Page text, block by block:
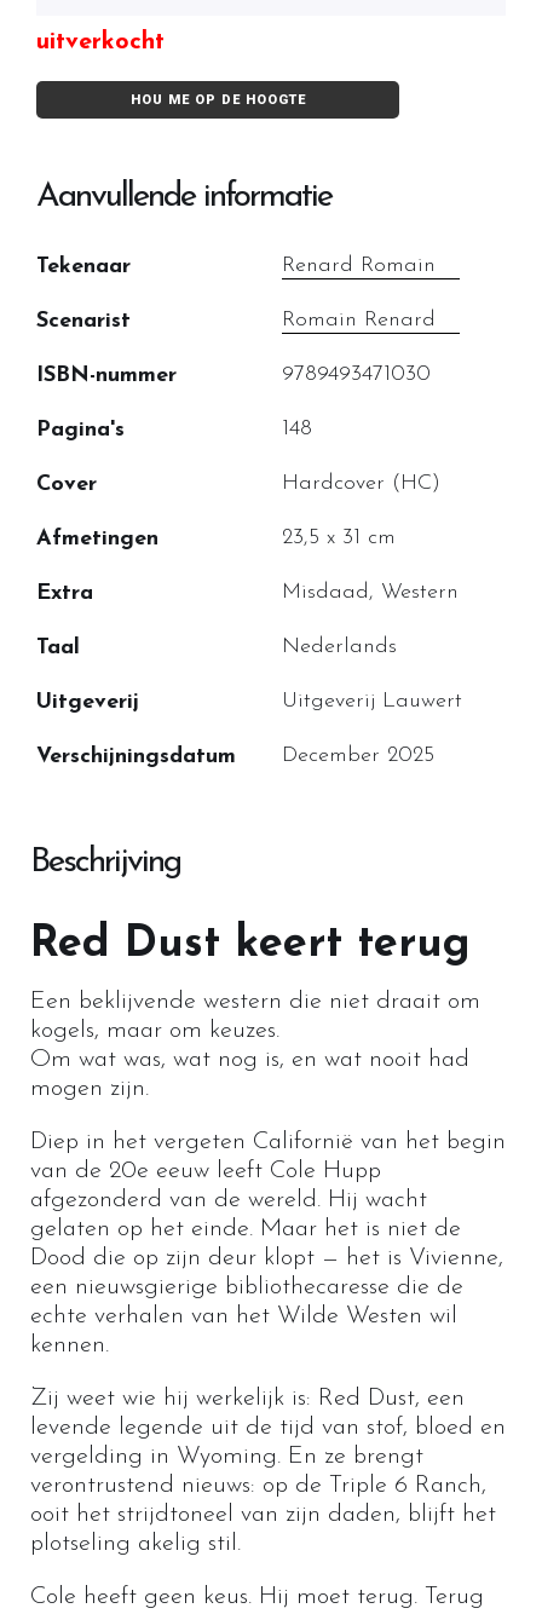
uitverkocht
HOU ME OP DE HOOGTE
Aanvullende informatie
Tekenaar Renard Romain
Scenarist Romain Renard
ISBN-nummer 9789493471030
Pagina's 148
Cover Hardcover (HC)
Afmetingen 23,5 x 31 cm
Extra Misdaad, Western
Taal Nederlands
Uitgeverij Uitgeverij Lauwert
Verschijningsdatum December 2025
Beschrijving
Red Dust keert terug
Een beklijvende western die niet draait om
kogels, maar om keuzes.
Om wat was, wat nog is, en wat nooit had
mogen zijn.
Diep in het vergeten Californië van het begin
van de 20e eeuw leeft Cole Hupp
afgezonderd van de wereld. Hij wacht
gelaten op het einde. Maar het is niet de
Dood die op zijn deur klopt — het is Vivienne,
een nieuwsgierige bibliothecaresse die de
echte verhalen van het Wilde Westen wil
kennen.
Zij weet wie hij werkelijk is: Red Dust, een
levende legende uit de tijd van stof, bloed en
vergelding in Wyoming. En ze brengt
verontrustend nieuws: op de Triple 6 Ranch,
ooit het strijdtoneel van zijn daden, blijft het
plotseling akelig stil.
Cole heeft geen keus. Hij moet terug. Terug